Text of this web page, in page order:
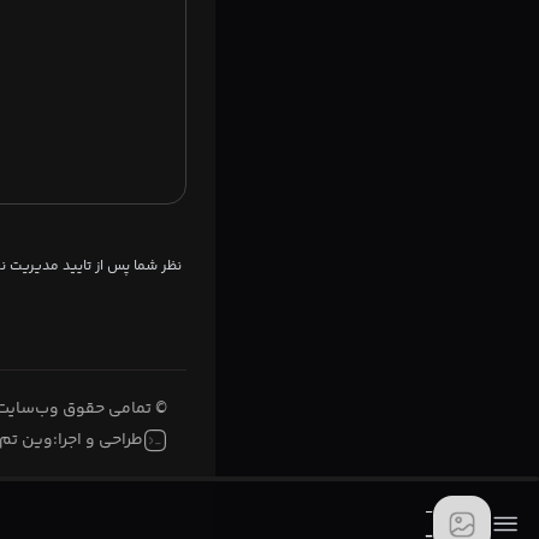
نظر شما پس از تایید
© تمامی حقوق وب‌سایت
طراحی و اجرا:وین تم
-